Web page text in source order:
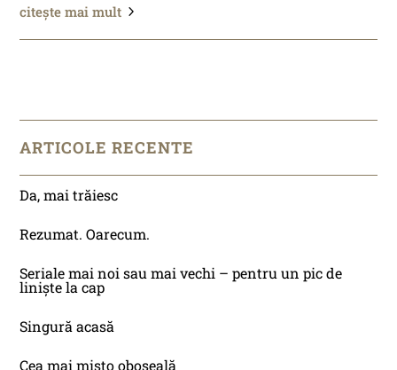
citește mai mult
ARTICOLE RECENTE
Da, mai trăiesc
Rezumat. Oarecum.
Seriale mai noi sau mai vechi – pentru un pic de
liniște la cap
Singură acasă
Cea mai mișto oboseală